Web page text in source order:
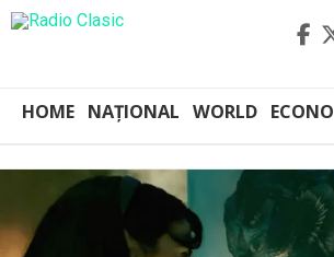
HOME NAȚIONAL WORLD